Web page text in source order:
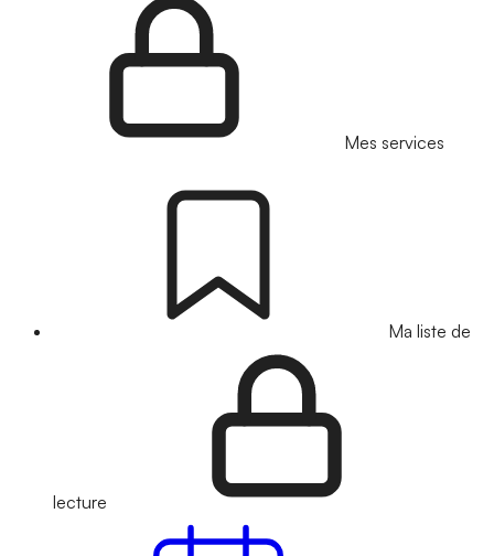
Mes services
Ma liste de
lecture